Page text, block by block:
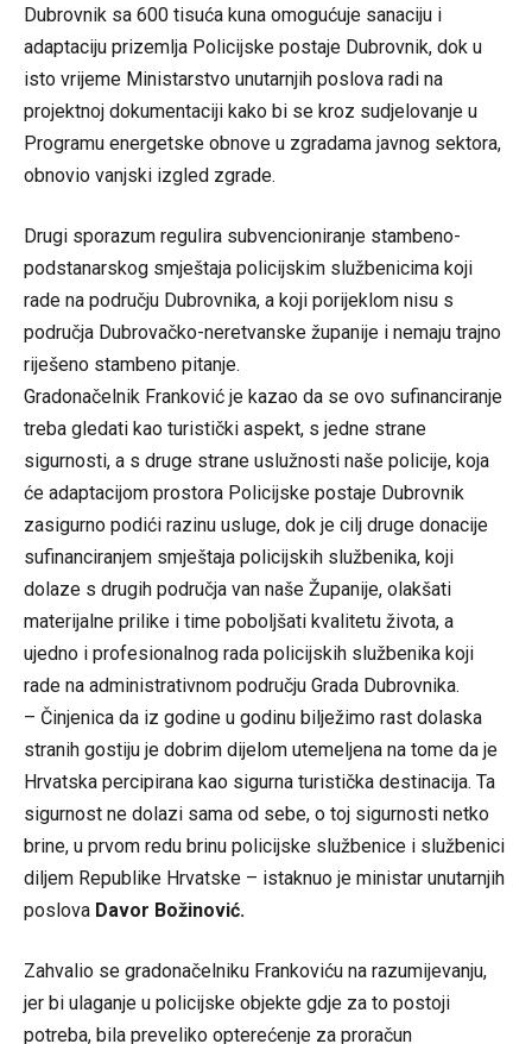
Dubrovnik sa 600 tisuća kuna omogućuje sanaciju i
adaptaciju prizemlja Policijske postaje Dubrovnik, dok u
isto vrijeme Ministarstvo unutarnjih poslova radi na
projektnoj dokumentaciji kako bi se kroz sudjelovanje u
Programu energetske obnove u zgradama javnog sektora,
obnovio vanjski izgled zgrade.
Drugi sporazum regulira subvencioniranje stambeno-
podstanarskog smještaja policijskim službenicima koji
rade na području Dubrovnika, a koji porijeklom nisu s
područja Dubrovačko-neretvanske županije i nemaju trajno
riješeno stambeno pitanje.
Gradonačelnik Franković je kazao da se ovo sufinanciranje
treba gledati kao turistički aspekt, s jedne strane
sigurnosti, a s druge strane uslužnosti naše policije, koja
će adaptacijom prostora Policijske postaje Dubrovnik
zasigurno podići razinu usluge, dok je cilj druge donacije
sufinanciranjem smještaja policijskih službenika, koji
dolaze s drugih područja van naše Županije, olakšati
materijalne prilike i time poboljšati kvalitetu života, a
ujedno i profesionalnog rada policijskih službenika koji
rade na administrativnom području Grada Dubrovnika.
– Činjenica da iz godine u godinu bilježimo rast dolaska
stranih gostiju je dobrim dijelom utemeljena na tome da je
Hrvatska percipirana kao sigurna turistička destinacija. Ta
sigurnost ne dolazi sama od sebe, o toj sigurnosti netko
brine, u prvom redu brinu policijske službenice i službenici
diljem Republike Hrvatske – istaknuo je ministar unutarnjih
poslova Davor Božinović.
Zahvalio se gradonačelniku Frankoviću na razumijevanju,
jer bi ulaganje u policijske objekte gdje za to postoji
potreba, bila preveliko opterećenje za proračun